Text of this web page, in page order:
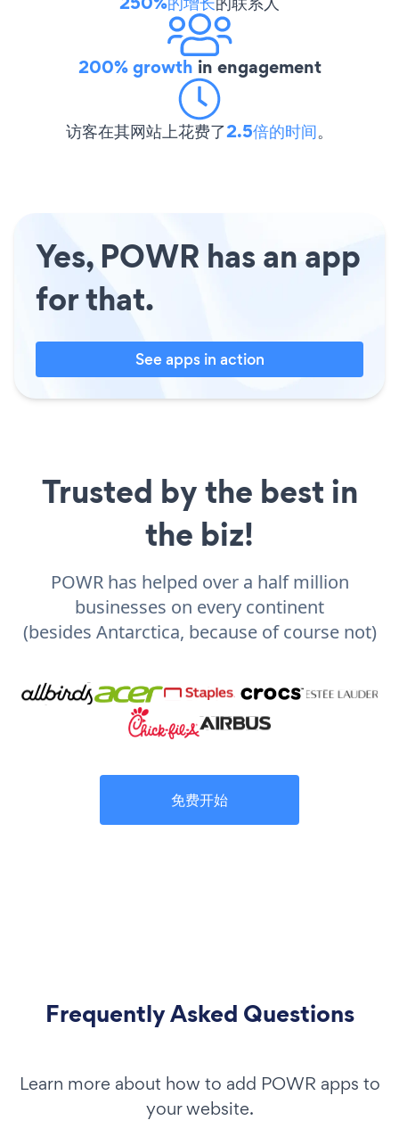
200% growth in engagement
访客在其网站上花费了2.5倍的时间。
Yes, POWR has an app
for that.
See apps in action
Trusted by the best in
the biz!
POWR has helped over a half million
businesses on every continent
(besides Antarctica, because of course not)
免费开始
Frequently Asked Questions
Learn more about how to add POWR apps to
your website.